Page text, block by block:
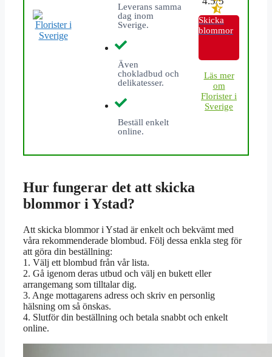
Leverans samma
dag inom
Sverige.
Även
chokladbud och
delikatesser.
Beställ enkelt
online.
Skicka
blommor
Läs mer
om
Florister i
Sverige
Hur fungerar det att skicka
blommor i Ystad?
Att skicka blommor i Ystad är enkelt och bekvämt med
våra rekommenderade blombud. Följ dessa enkla steg för
att göra din beställning:
1. Välj ett blombud från vår lista.
2. Gå igenom deras utbud och välj en bukett eller
arrangemang som tilltalar dig.
3. Ange mottagarens adress och skriv en personlig
hälsning om så önskas.
4. Slutför din beställning och betala snabbt och enkelt
online.